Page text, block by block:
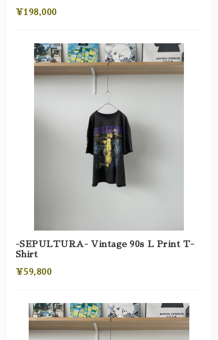
¥198,000
-SEPULTURA- Vintage 90s L Print T-
Shirt
¥59,800